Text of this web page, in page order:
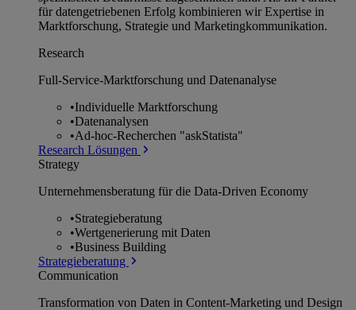
für datengetriebenen Erfolg kombinieren wir Expertise in
Marktforschung, Strategie und Marketingkommunikation.
Research
Full-Service-Marktforschung und Datenanalyse
•Individuelle Marktforschung
•Datenanalysen
•Ad-hoc-Recherchen "askStatista"
Research Lösungen
Strategy
Unternehmens­beratung für die Data-Driven Economy
•Strategieberatung
•Wertgenerierung mit Daten
•Business Building
Strategieberatung
Communication
Transformation von Daten in Content-Marketing und Design